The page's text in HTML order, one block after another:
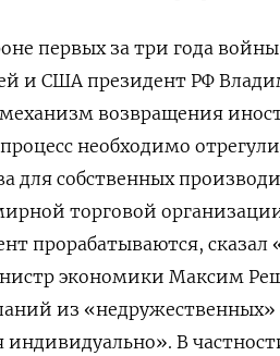
первых за три года
и США президент РФ
возвращения
необходимо
для собственных
торговой
прорабатываются,
экономики Максим
из
В